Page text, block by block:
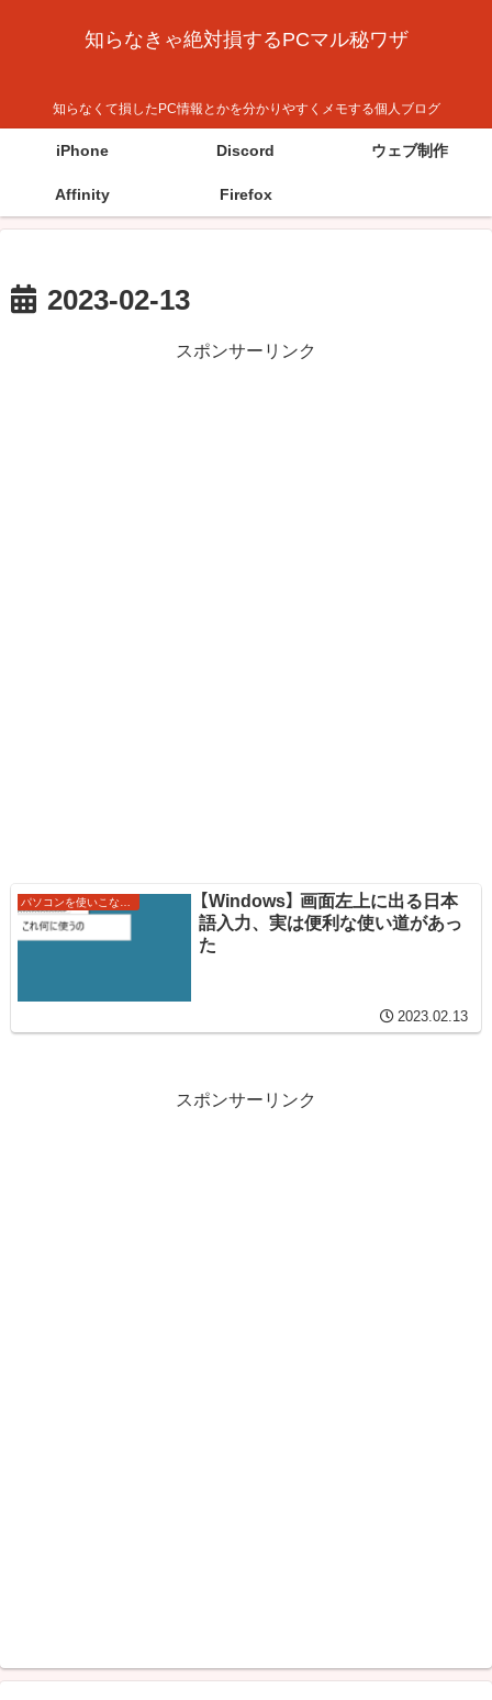
知らなきゃ絶対損するPCマル秘ワザ
知らなくて損したPC情報とかを分かりやすくメモする個人ブログ
iPhone Discord ウェブ制作
Affinity Firefox
2023-02-13
スポンサーリンク
【Windows】 画面左上に出る日本
語入力、実は便利な使い道があっ
た
2023.02.13
スポンサーリンク